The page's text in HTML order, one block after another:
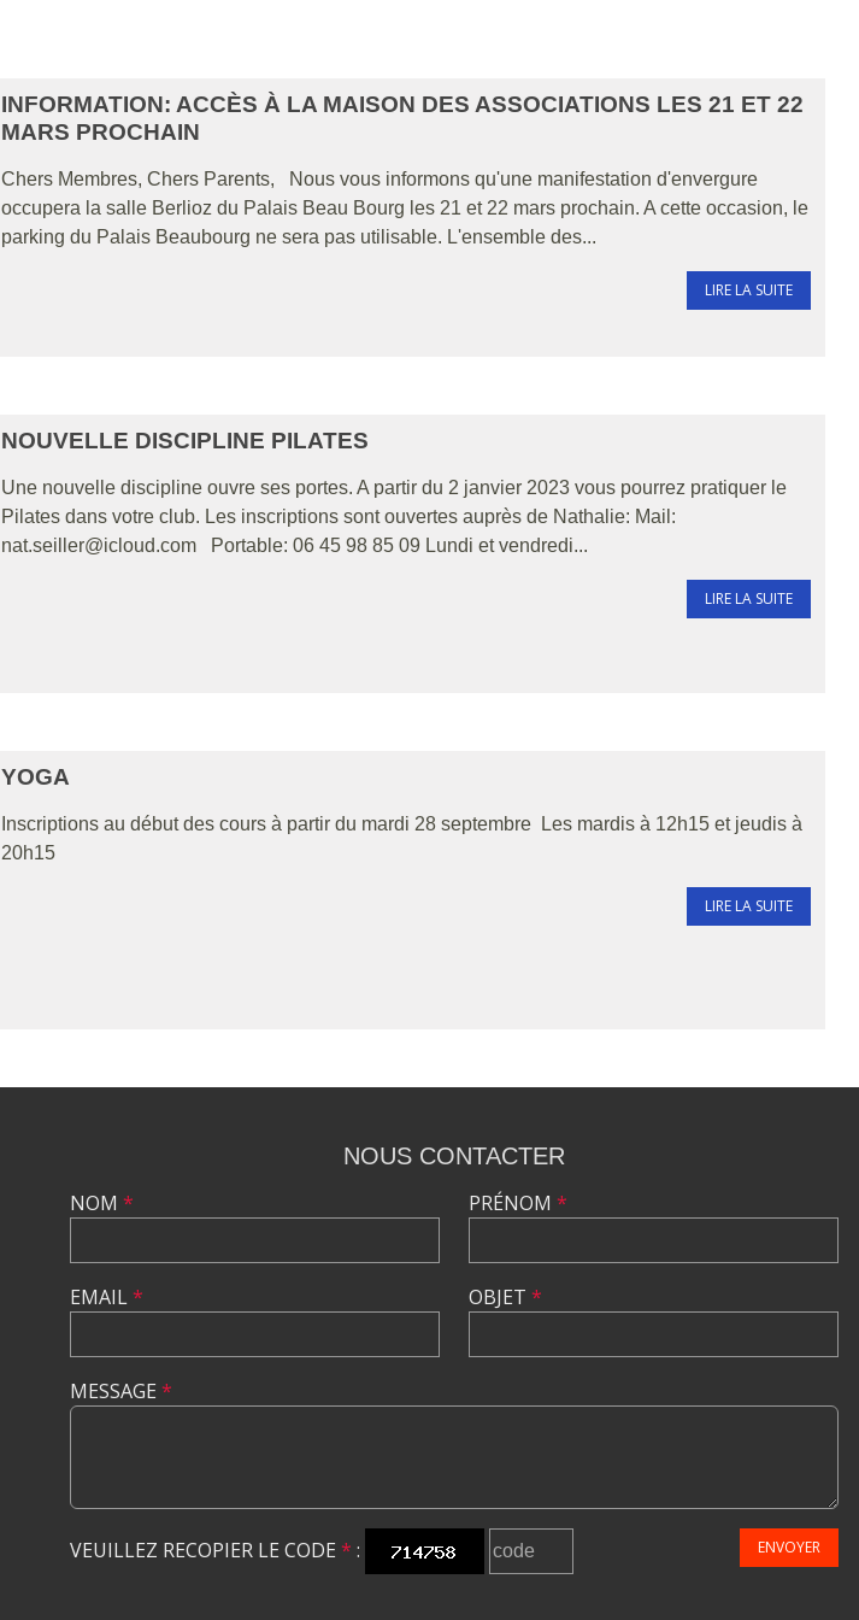
INFORMATION: ACCÈS À LA MAISON DES ASSOCIATIONS LES 21 ET 22
MARS PROCHAIN
Chers Membres, Chers Parents, Nous vous informons qu'une manifestation d'envergure
occupera la salle Berlioz du Palais Beau Bourg les 21 et 22 mars prochain. A cette occasion, le
parking du Palais Beaubourg ne sera pas utilisable. L'ensemble des...
LIRE LA SUITE
NOUVELLE DISCIPLINE PILATES
Une nouvelle discipline ouvre ses portes. A partir du 2 janvier 2023 vous pourrez pratiquer le
Pilates dans votre club. Les inscriptions sont ouvertes auprès de Nathalie: Mail:
nat.seiller@icloud.com Portable: 06 45 98 85 09 Lundi et vendredi...
LIRE LA SUITE
YOGA
Inscriptions au début des cours à partir du mardi 28 septembre Les mardis à 12h15 et jeudis à
20h15
LIRE LA SUITE
NOUS CONTACTER
NOM *
EMAIL*
PRÉNOM *
OBJET *
MESSAGE *
VEUILLEZ RECOPIER LE CODE * : ENVOYER